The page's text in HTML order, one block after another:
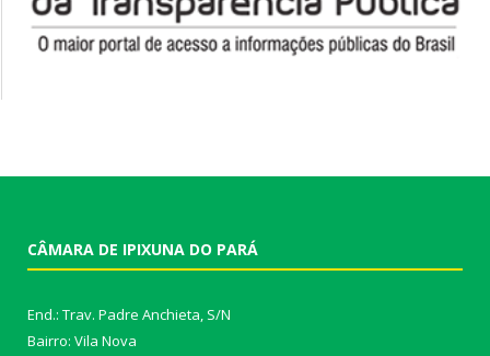
CÂMARA DE IPIXUNA DO PARÁ
End.: Trav. Padre Anchieta, S/N
Bairro: Vila Nova